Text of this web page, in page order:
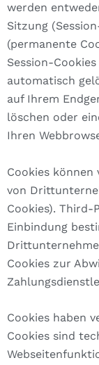
werden
Sitzung
(permanente
Session-
automatisch
auf Ihrem
löschen oder
Ihren
Cookies
von
Cookies). Third-
Einbindung
Cookies zur
Cookies haben
Cookies sind